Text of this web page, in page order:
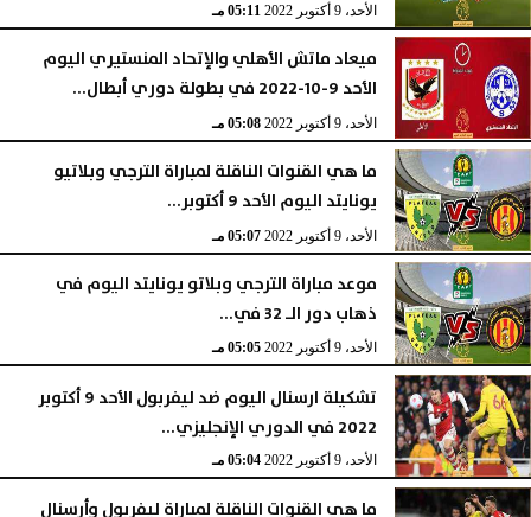
الأحد، 9 أكتوبر 2022 05:11 مـ
ميعاد ماتش الأهلي والإتحاد المنستيري اليوم
الأحد 9-10-2022 في بطولة دوري أبطال...
الأحد، 9 أكتوبر 2022 05:08 مـ
ما هي القنوات الناقلة لمباراة الترجي وبلاتيو
يونايتد اليوم الأحد 9 أكتوبر...
الأحد، 9 أكتوبر 2022 05:07 مـ
موعد مباراة الترجي وبلاتو يونايتد اليوم في
ذهاب دور الـ 32 في...
الأحد، 9 أكتوبر 2022 05:05 مـ
تشكيلة ارسنال اليوم ضد ليفربول الأحد 9 أكتوبر
2022 في الدوري الإنجليزي...
الأحد، 9 أكتوبر 2022 05:04 مـ
ما هي القنوات الناقلة لمباراة ليفربول وأرسنال